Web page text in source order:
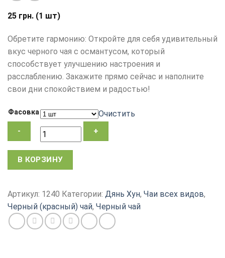
25 грн. (1 шт)
Обретите гармонию: Откройте для себя удивительный
вкус черного чая с османтусом, который
способствует улучшению настроения и
расслаблению. Закажите прямо сейчас и наполните
свои дни спокойствием и радостью!
Фасовка Очистить
Количество
чай
Дянь
Хун
с
В КОРЗИНУ
Артикул: 1240 Категории: Дянь Хун, Чаи всех видов,
Черный (красный) чай, Черный чай